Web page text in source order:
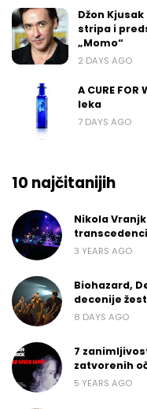
Džon
stripa i
„Momo“
2 DAYS AGO
A CURE
leka
7 DAYS AGO
10 najčitanijih
Nikola
3 YEARS AGO
Biohazard,
decenije
8 DAYS AGO
7
zatvorenih
5 YEARS AGO